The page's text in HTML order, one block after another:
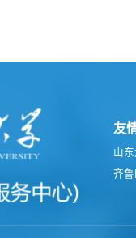
友
山
齐